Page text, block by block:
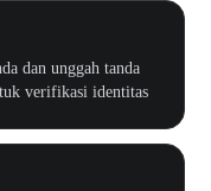
dan unggah tanda
verifikasi identitas